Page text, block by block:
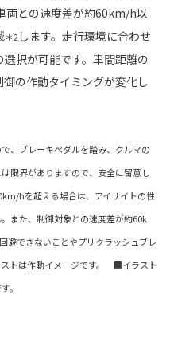
両との速度差が約60km/h以
＊2 します。走行環境に合わせ
択が可能です。車間距離の
の作動タイミングが変化し
、ブレーキペダルを踏み、クルマの
限界がありますので、安全に留意し
hを超える場合は、アイサイトの性
また、制御対象との速度差が約60k
避できないことやプリクラッシュブレ
トは作動イメージです。 ■イラスト
。